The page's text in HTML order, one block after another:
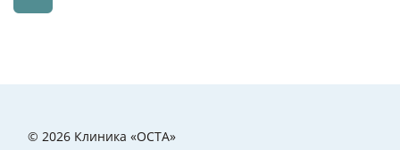
© 2026 Клиника «ОСТА»